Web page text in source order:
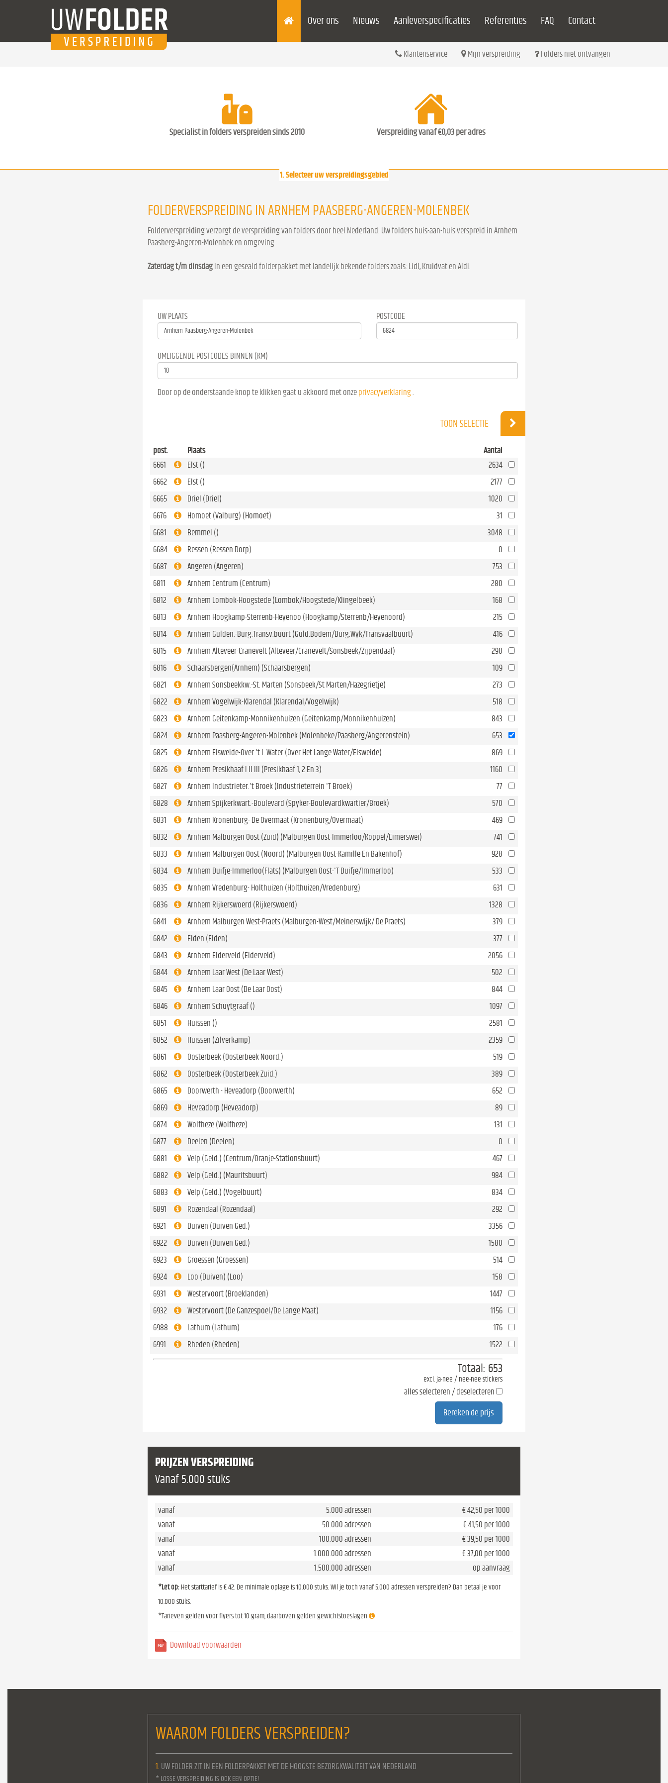
Over ons Nieuws Aanleverspecificaties Referenties FAQ Contact
Klantenservice Mijn verspreiding Folders niet ontvangen
Specialist in folders verspreiden sinds 2010 Verspreiding vanaf €0,03 per adres
1. Selecteer uw verspreidingsgebied
FOLDERVERSPREIDING IN ARNHEM PAASBERG-ANGEREN-MOLENBEK
Folderverspreiding verzorgt de verspreiding van folders door heel Nederland. Uw folders huis-aan-huis verspreid in Arnhem
Paasberg-Angeren-Molenbek en omgeving.
Zaterdag t/m dinsdag In een geseald folderpakket met landelijk bekende folders zoals: Lidl, Kruidvat en Aldi.
UW PLAATS POSTCODE
OMLIGGENDE POSTCODES BINNEN (KM)
Door op de onderstaande knop te klikken gaat u akkoord met onze privacyverklaring
TOON SELECTIE
post. Plaats
Aantal
6661
Elst ()
2634
6662
Elst ()
2177
6665
Driel (Driel)
1020
6676
Homoet (Valburg) (Homoet)
31
6681
Bemmel ()
3048
6684
Ressen (Ressen Dorp)
0
6687
Angeren (Angeren)
753
6811
Arnhem Centrum (Centrum)
280
6812
Arnhem Lombok-Hoogstede (Lombok/Hoogstede/Klingelbeek)
168
6813
Arnhem Hoogkamp-Sterrenb-Heyenoo (Hoogkamp/Sterrenb/Heyenoord)
215
6814
Arnhem Gulden.-Burg.Transv.buurt (Guld.Bodem/Burg.Wyk/Transvaalbuurt)
416
6815
Arnhem Alteveer-Cranevelt (Alteveer/Cranevelt/Sonsbeek/Zijpendaal)
290
6816
Schaarsbergen(Arnhem) (Schaarsbergen)
109
6821
Arnhem Sonsbeekkw.-St. Marten (Sonsbeek/St Marten/Hazegrietje)
273
6822
Arnhem Vogelwijk-Klarendal (Klarendal/Vogelwijk)
518
6823
Arnhem Geitenkamp-Monnikenhuizen (Geitenkamp/Monnikenhuizen)
843
6824
Arnhem Paasberg-Angeren-Molenbek (Molenbeke/Paasberg/Angerenstein)
653
6825
Arnhem Elsweide-Over 't l. Water (Over Het Lange Water/Elsweide)
869
6826
Arnhem Presikhaaf I II III (Presikhaaf 1, 2 En 3)
1160
6827
Arnhem Industrieter.'t Broek (Industrieterrein 'T Broek)
77
6828
Arnhem Spijkerkwart.-Boulevard (Spyker-Boulevardkwartier/Broek)
570
6831
Arnhem Kronenburg- De Overmaat (Kronenburg/Overmaat)
469
6832
Arnhem Malburgen Oost (Zuid) (Malburgen Oost-Immerloo/Koppel/Eimerswei)
741
6833
Arnhem Malburgen Oost (Noord) (Malburgen Oost-Kamille En Bakenhof)
928
6834
Arnhem Duifje-Immerloo(Flats) (Malburgen Oost-'T Duifje/Immerloo)
533
6835
Arnhem Vredenburg- Holthuizen (Holthuizen/Vredenburg)
631
6836
Arnhem Rijkerswoerd (Rijkerswoerd)
1328
6841
Arnhem Malburgen West-Praets (Malburgen-West/Meinerswijk/ De Praets)
379
6842
Elden (Elden)
377
6843
Arnhem Elderveld (Elderveld)
2056
6844
Arnhem Laar West (De Laar West)
502
6845
Arnhem Laar Oost (De Laar Oost)
844
6846
Arnhem Schuytgraaf ()
1097
6851
Huissen ()
2581
6852
Huissen (Zilverkamp)
2359
6861
Oosterbeek (Oosterbeek Noord.)
519
6862
Oosterbeek (Oosterbeek Zuid.)
389
6865
Doorwerth - Heveadorp (Doorwerth)
652
6869
Heveadorp (Heveadorp)
89
6874
Wolfheze (Wolfheze)
131
6877
Deelen (Deelen)
0
6881
Velp (Geld.) (Centrum/Oranje-Stationsbuurt)
467
6882
Velp (Geld.) (Mauritsbuurt)
984
6883
Velp (Geld.) (Vogelbuurt)
834
6891
Rozendaal (Rozendaal)
292
6921
Duiven (Duiven Ged.)
3356
6922
Duiven (Duiven Ged.)
1580
6923
Groessen (Groessen)
514
6924
Loo (Duiven) (Loo)
158
6931
Westervoort (Broeklanden)
1447
6932
Westervoort (De Ganzespoel/De Lange Maat)
1156
6988
Lathum (Lathum)
176
6991
Rheden (Rheden) 1522
Totaal: 653
excl. ja-nee / nee-nee stickers
alles selecteren / deselecteren
PRIJZEN VERSPREIDING
Vanaf 5.000 stuks
vanaf 5.000 adressen
€ 42,50 per 1000
vanaf
50.000 adressen
€ 41,50 per 1000
vanaf
100.000 adressen
€ 39,50 per 1000
vanaf
1.000.000 adressen
€ 37,00 per 1000
vanaf
1.500.000 adressen op aanvraag
*Let op: Het starttarief is € 42. De minimale oplage is 10.000 stuks. Wil je toch vanaf 5.000 adressen verspreiden? Dan betaal je voor
10.000 stuks.
*Tarieven gelden voor flyers tot 10 gram, daarboven gelden gewichtstoeslagen
Download voorwaarden
WAAROM FOLDERS VERSPREIDEN?
1. UW FOLDER ZIT IN EEN FOLDERPAKKET MET DE HOOGSTE BEZORGKWALITEIT VAN NEDERLAND
* LOSSE VERSPREIDING IS OOK EEN OPTIE!